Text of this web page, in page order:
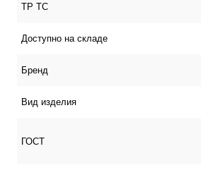
ТР ТС
Доступно на складе
Бренд
Вид изделия
ГОСТ